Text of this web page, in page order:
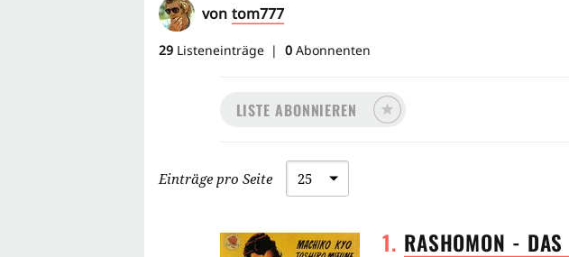
von tom777
29 Listeneinträge 0 Abonnenten
LISTE ABONNIEREN
Einträge pro Seite
1. RASHOMON - DAS